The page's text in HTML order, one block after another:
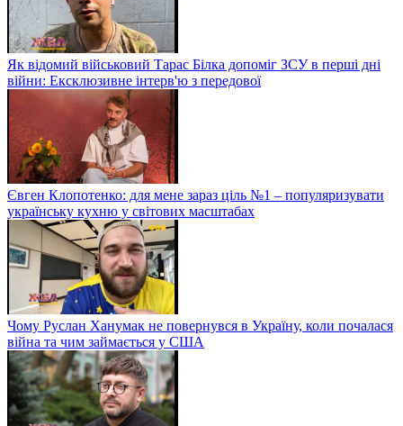
Як відомий військовий Тарас Білка допоміг ЗСУ в перші дні
війни: Ексклюзивне інтерв'ю з передової
Євген Клопотенко: для мене зараз ціль №1 – популяризувати
українську кухню у світових масштабах
Чому Руслан Ханумак не повернувся в Україну, коли почалася
війна та чим займається у США